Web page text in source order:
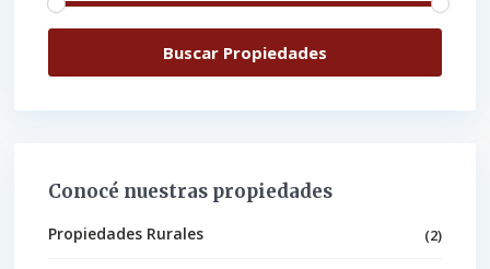
Conocé nuestras propiedades
Propiedades Rurales (2)